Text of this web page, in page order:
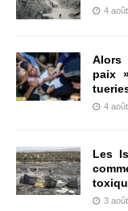
4
Alors
paix
4
Les
3